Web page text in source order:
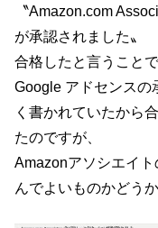
〝Amazon.com
が承認されました〟
合格したと言うこと
Google アドセンスの
く書かれていたから
たのですが、
Amazonアソシエイ
んでよいものかどう